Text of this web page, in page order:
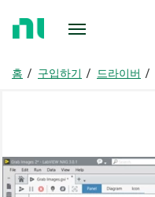
기
홈 구입하기 드라이버